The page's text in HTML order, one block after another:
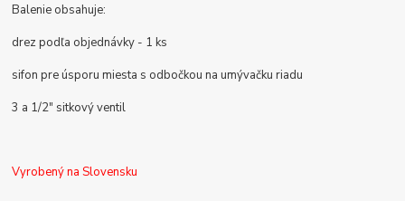
Balenie obsahuje:
drez podľa objednávky - 1 ks
sifon pre úsporu miesta s odbočkou na umývačku riadu
3 a 1/2" sitkový ventil
Vyrobený na Slovensku